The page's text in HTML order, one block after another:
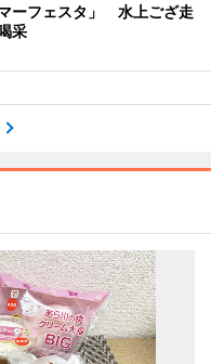
ーフェスタ」 水上ござ走
采